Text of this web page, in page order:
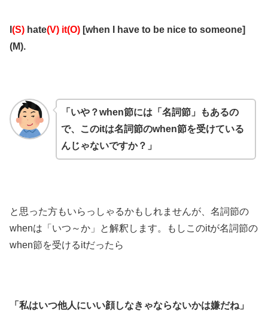
(S) hate(V) it(O) [when I have to be nice to someone]
(M).
「いや？when節には「名詞節」もあるの
で、このitは名詞節のwhen節を受けている
んじゃないですか？」
と思った方もいらっしゃるかもしれませんが、名詞節の
whenは「いつ～か」と解釈します。もしこのitが名詞節の
when節を受けるitだったら
「私はいつ他人にいい顔しなきゃならないかは嫌だね」